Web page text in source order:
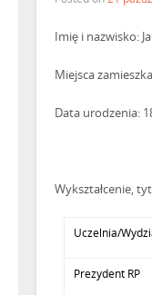
Imię i nazwisko:
Miejsca
Data urodzenia:
Wykształcenie,
Uczelnia/
Prezydent RP